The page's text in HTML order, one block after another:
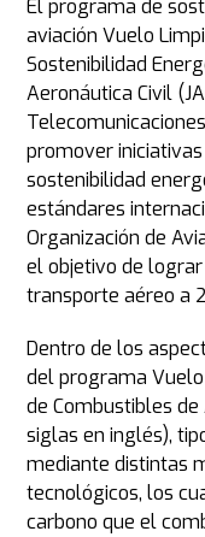
El programa de
aviación Vuelo
Sostenibilidad
Aeronáutica Civil
promover
sostenibilidad
estándares
Organización de
el objetivo de
transporte aéreo a
Dentro de los
del programa
de Combustibles de
siglas en inglés),
mediante distintas
tecnológicos, los
carbono que el